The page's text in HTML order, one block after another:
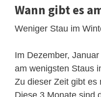
Wann gibt es
Weniger Stau im
Im Dezember,
am wenigsten Staus
Zu dieser Zeit gibt es